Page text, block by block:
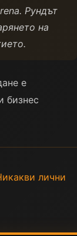
Рундът
на
е
бизнес
лични